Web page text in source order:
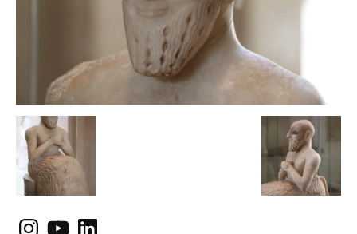
Instagram
YouTubeLinkedIn